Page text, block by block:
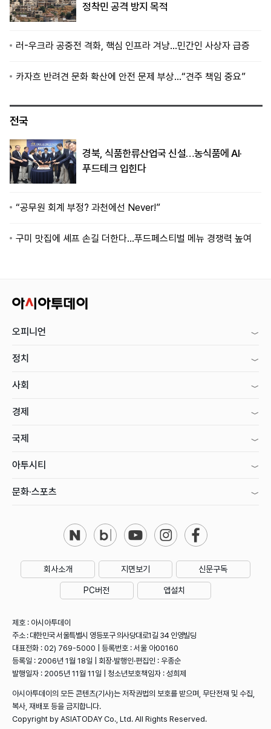
정착민 공격 방지 목적
러-우크라 공중전 격화, 핵심 인프라 겨냥…민간인 사상자 급증
카자흐 반려견 문화 확산에 안전 문제 부상…“견주 책임 중요”
전국
경북, 식품한류산업국 신설…농식품에 AI·
푸드테크 입힌다
“공무원 회계 부정? 과천에선 Never!”
구미 맛집에 셰프 손길 더한다…푸드페스티벌 메뉴 경쟁력 높여
오피니언
정치
사회
경제
국제
아투시티
문화·스포츠
회사소개 지면보기 신문구독
PC버전 앱설치
제호 : 아시아투데이
주소 : 대한민국 서울특별시 영등포구 의사당대로1길 34 인영빌딩
대표전화 : 02) 769-5000 | 등록번호 : 서울 아00160
등록일 : 2006년 1월 18일 | 회장·발행인·편집인 : 우종순
발행일자 : 2005년 11월 11일 | 청소년보호책임자 : 성희제
아시아투데이의 모든 콘텐츠(기사)는 저작권법의 보호를 받으며, 무단전재 및 수집,
복사, 재배포 등을 금지합니다.
Copyright by ASIATODAY Co., Ltd. All Rights Reserved.